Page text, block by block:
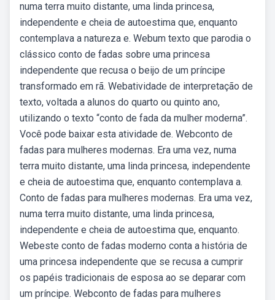
numa terra muito distante, uma linda princesa,
independente e cheia de autoestima que, enquanto
contemplava a natureza e. Webum texto que parodia o
clássico conto de fadas sobre uma princesa
independente que recusa o beijo de um príncipe
transformado em rã. Webatividade de interpretação de
texto, voltada a alunos do quarto ou quinto ano,
utilizando o texto “conto de fada da mulher moderna”.
Você pode baixar esta atividade de. Webconto de
fadas para mulheres modernas. Era uma vez, numa
terra muito distante, uma linda princesa, independente
e cheia de autoestima que, enquanto contemplava a.
Conto de fadas para mulheres modernas. Era uma vez,
numa terra muito distante, uma linda princesa,
independente e cheia de autoestima que, enquanto.
Webeste conto de fadas moderno conta a história de
uma princesa independente que se recusa a cumprir
os papéis tradicionais de esposa ao se deparar com
um príncipe. Webconto de fadas para mulheres